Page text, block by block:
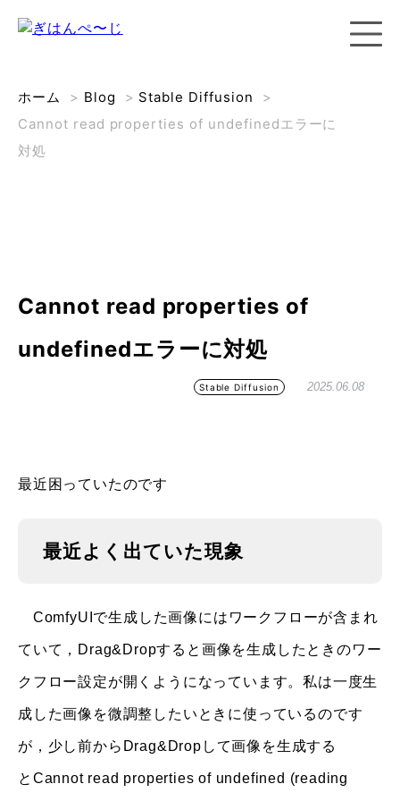
ホーム > Blog > Stable Diffusion
>
Cannot read properties of undefinedエラーに
対処
Cannot read properties of
undefinedエラーに対処
Stable Diffusion 2025.06.08
最近困っていたのです
最近よく出ていた現象
ComfyUIで生成した画像にはワークフローが含まれ
ていて，Drag&Dropすると画像を生成したときのワー
クフロー設定が開くようになっています。私は一度生
成した画像を微調整したいときに使っているのです
が，少し前からDrag&Dropして画像を生成する
と Cannot read properties of undefined (reading